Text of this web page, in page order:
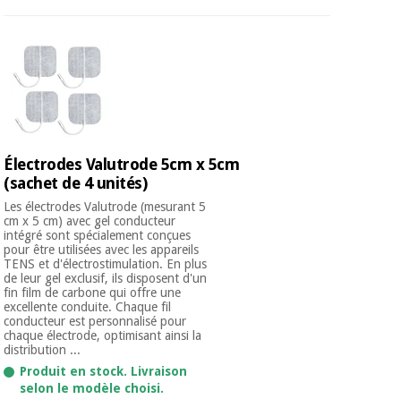
Électrodes Valutrode 5cm x 5cm
(sachet de 4 unités)
Les électrodes Valutrode (mesurant 5
cm x 5 cm) avec gel conducteur
intégré sont spécialement conçues
pour être utilisées avec les appareils
TENS et d'électrostimulation. En plus
de leur gel exclusif, ils disposent d'un
fin film de carbone qui offre une
excellente conduite. Chaque fil
conducteur est personnalisé pour
chaque électrode, optimisant ainsi la
distribution ...
Produit en stock. Livraison
selon le modèle choisi.